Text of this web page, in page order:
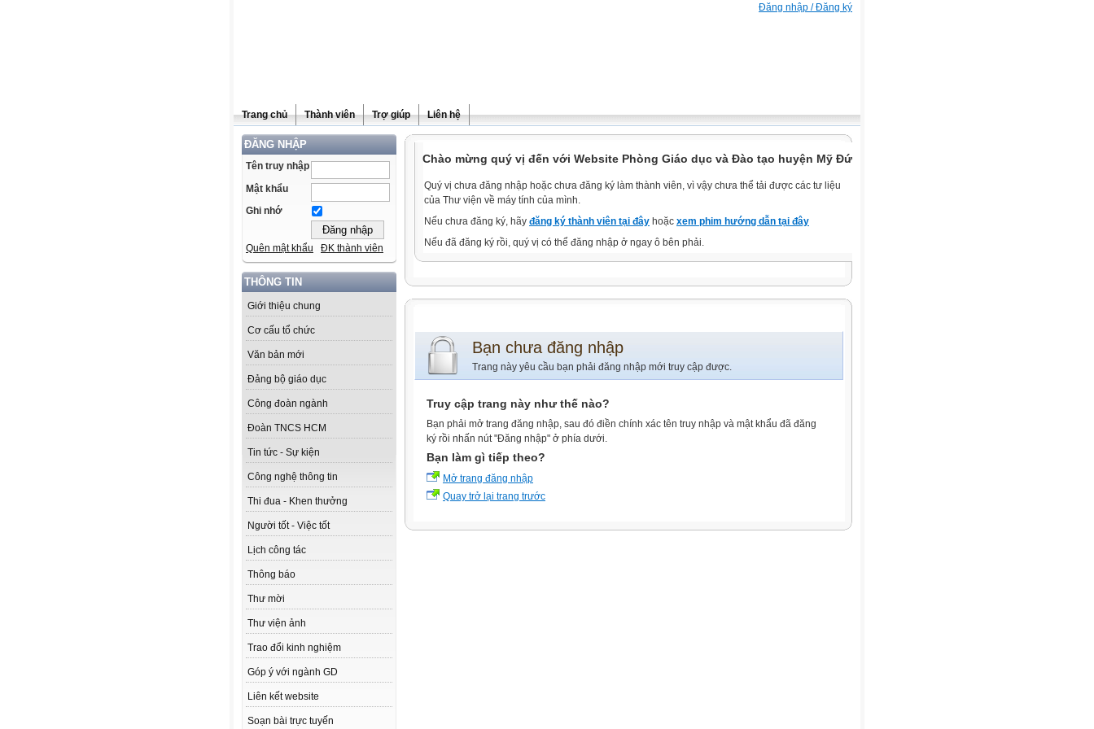
Đăng nhập / Đăng ký
Trang chủ Thành viên Trợ giúp Liên hệ
ĐĂNG NHẬP
Tên truy nhập
Mật khẩu
Ghi nhớ
Quên mật khẩu ĐK thành viên
THÔNG TIN
Giới thiệu chung
Cơ cấu tổ chức
Văn bản mới
Đảng bộ giáo dục
Công đoàn ngành
Đoàn TNCS HCM
Tin tức - Sự kiện
Công nghệ thông tin
Thi đua - Khen thưởng
Người tốt - Việc tốt
Lịch công tác
Thông báo
Thư mời
Thư viện ảnh
Trao đổi kinh nghiệm
Góp ý với ngành GD
Liên kết website
Soạn bài trực tuyến
Chào mừng quý vị đến với Website Phòng Giáo dục và Đào tạo huyện Mỹ Đức.
Quý vị chưa đăng nhập hoặc chưa đăng ký làm thành viên, vì vậy chưa thể tải được các tư liệu
của Thư viện về máy tính của mình.
Nếu chưa đăng ký, hãy đăng ký thành viên tại đây hoặc xem phim hướng dẫn tại đây
Nếu đã đăng ký rồi, quý vị có thể đăng nhập ở ngay ô bên phải.
Bạn chưa đăng nhập
Trang này yêu cầu bạn phải đăng nhập mới truy cập được.
Truy cập trang này như thế nào?
Bạn phải mở trang đăng nhập, sau đó điền chính xác tên truy nhập và mật khẩu đã đăng
ký rồi nhấn nút "Đăng nhập" ở phía dưới.
Bạn làm gì tiếp theo?
Mở trang đăng nhập
Quay trở lại trang trước